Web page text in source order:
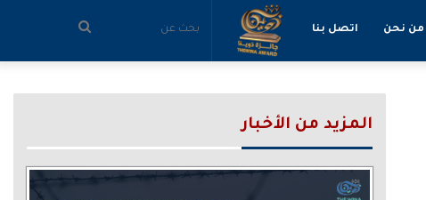
من نحن اتصل بنا بحث
عن
المزيد من الأخبار